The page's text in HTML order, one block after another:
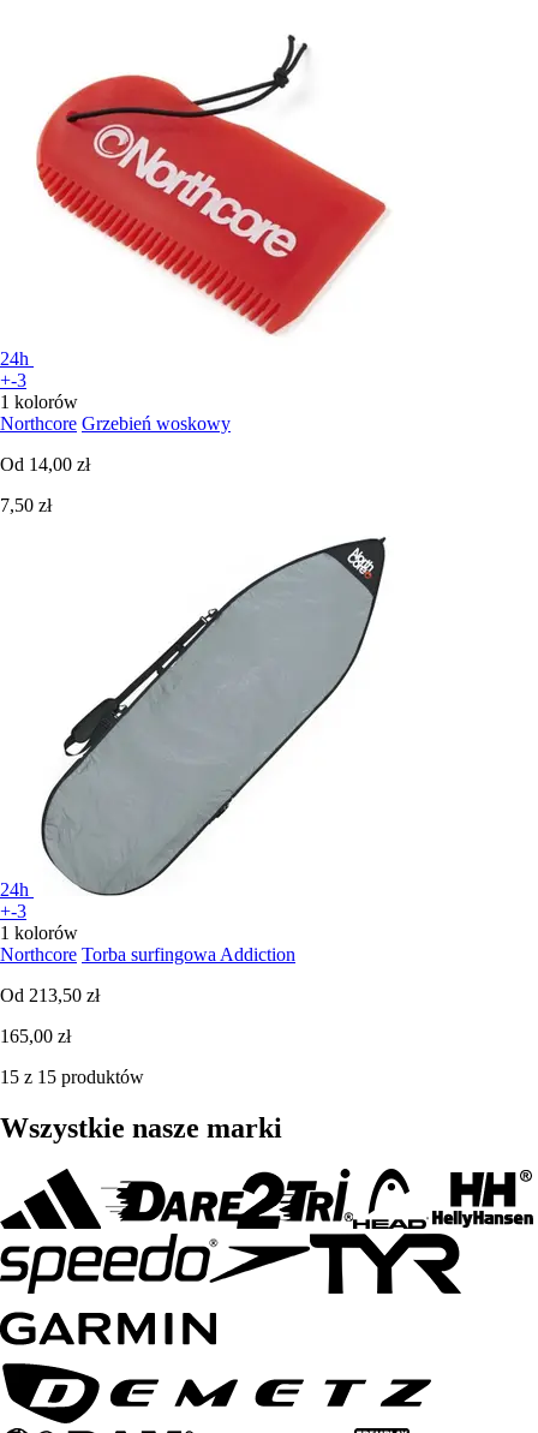
24h
+-3
1 kolorów
Northcore Grzebień woskowy
Od 14,00 zł
7,50 zł
24h
+-3
1 kolorów
Northcore Torba surfingowa Addiction
Od 213,50 zł
165,00 zł
15 z 15 produktów
Wszystkie nasze marki